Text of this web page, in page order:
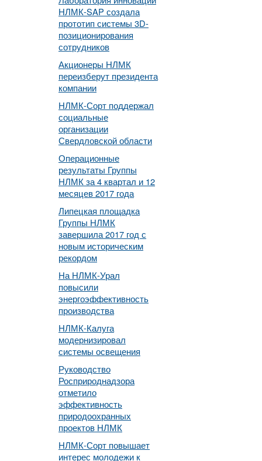
НЛМК-SAP создала
прототип системы 3D-
позиционирования
сотрудников
Акционеры НЛМК
переизберут президента
компании
НЛМК-Сорт поддержал
социальные
организации
Свердловской области
Операционные
результаты Группы
НЛМК за 4 квартал и 12
месяцев 2017 года
Липецкая площадка
Группы НЛМК
завершила 2017 год с
новым историческим
рекордом
На НЛМК-Урал
повысили
энергоэффективность
производства
НЛМК-Калуга
модернизировал
системы освещения
Руководство
Росприроднадзора
отметило
эффективность
природоохранных
проектов НЛМК
НЛМК-Сорт повышает
интерес молодежи к